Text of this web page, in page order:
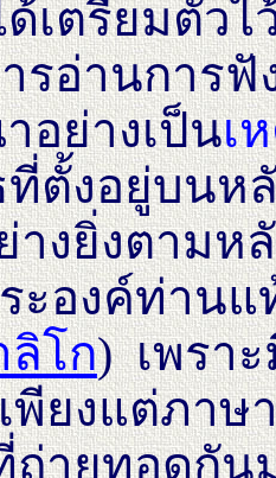
เตรียมตัวไ
รอ่านการ
อย่างเป็นเ
ตั้งอยู่บนห
างยิ่งตามห
ะองค์ท่าน
ลิโก) เพรา
ยงแต่ภาษ
ถ่ายทอดกัน